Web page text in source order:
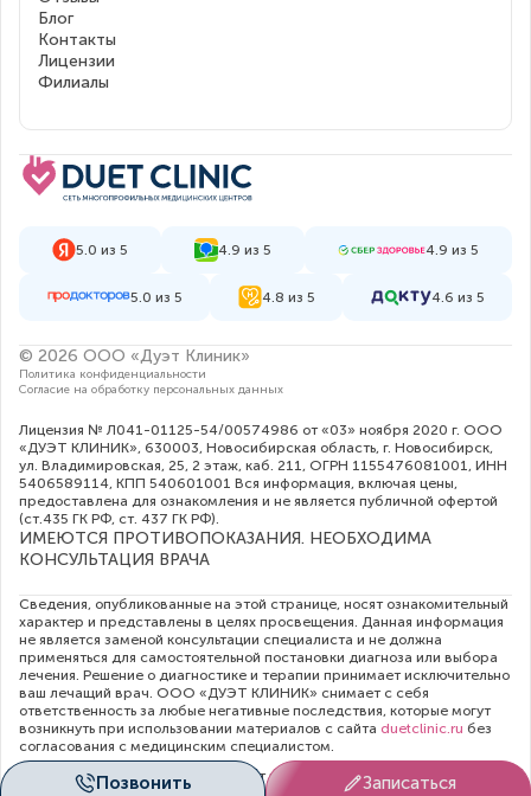
Позвонить Записаться
Блог
Контакты
Лицензии
Филиалы
5.0 из 5 4.9 из 5 4.9 из 5
5.0 из 5 4.8 из 5 4.6 из 5
© 2026 ООО «Дуэт Клиник»
Политика конфиденциальности
Согласие на обработку персональных данных
Лицензия № Л041-01125-54/00574986 от «03» ноября 2020 г. ООО
«ДУЭТ КЛИНИК», 630003, Новосибирская область, г. Новосибирск,
ул. Владимировская, 25, 2 этаж, каб. 211, ОГРН 1155476081001, ИНН
5406589114, КПП 540601001 Вся информация, включая цены,
предоставлена для ознакомления и не является публичной офертой
(ст.435 ГК РФ, cт. 437 ГК РФ).
ИМЕЮТСЯ ПРОТИВОПОКАЗАНИЯ. НЕОБХОДИМА
КОНСУЛЬТАЦИЯ ВРАЧА
Сведения, опубликованные на этой странице, носят ознакомительный
характер и представлены в целях просвещения. Данная информация
не является заменой консультации специалиста и не должна
применяться для самостоятельной постановки диагноза или выбора
лечения. Решение о диагностике и терапии принимает исключительно
ваш лечащий врач. ООО «ДУЭТ КЛИНИК» снимает с себя
ответственность за любые негативные последствия, которые могут
возникнуть при использовании материалов с сайта duetclinic.ru без
согласования с медицинским специалистом.
Администрация клиники прилагает все усилия для своевременного